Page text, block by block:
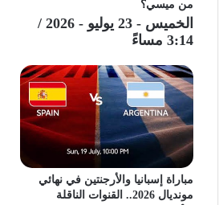
من ميسي؟
الخميس - 23 يوليو - 2026 /
3:14 مساءً
مباراة إسبانيا والأرجنتين في نهائي
مونديال 2026.. القنوات الناقلة